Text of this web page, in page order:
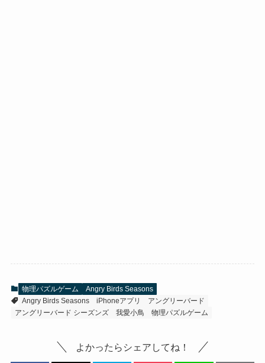
物理パズルゲーム
Angry Birds Seasons
Angry Birds Seasons
iPhoneアプリ
アングリーバード
アングリーバード シーズンズ
我愛小鳥 物理パズルゲーム
よかったらシェアしてね！